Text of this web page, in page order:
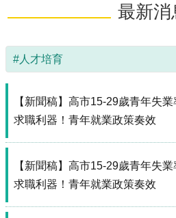
識
們
訊
公
告
雄
資
源
主
最新消
#人才培育
【新聞稿】高市15-29歲青年失
求職利器！青年就業政策奏效
【新聞稿】高市15-29歲青年失
求職利器！青年就業政策奏效